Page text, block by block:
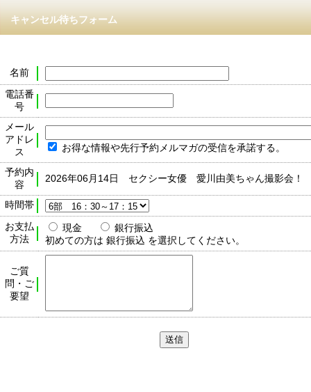
キャンセル待ちフォーム
名前
電話番
号
メール
アドレ
ス
お得な情報や先行予約メルマガの受信を承諾する。
予約内
容
2026年06月14日 セクシー女優 愛川由美ちゃん撮影会！
時間帯
お支払
方法
現金
銀行振込
初めての方は 銀行振込 を選択してください。
ご質
問・ご
要望